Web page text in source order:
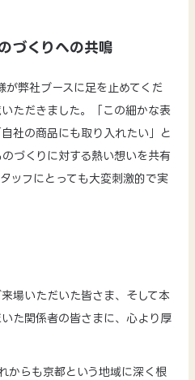
づくりへの共鳴
弊社ブースに足を止めてくだ
ただきました。「この細かな表
社の商品にも取り入れたい」と
づくりに対する熱い想いを共有
ッフにとっても大変刺激的で実
場いただいた皆さま、そして本
た関係者の皆さまに、心より厚
からも京都という地域に深く根